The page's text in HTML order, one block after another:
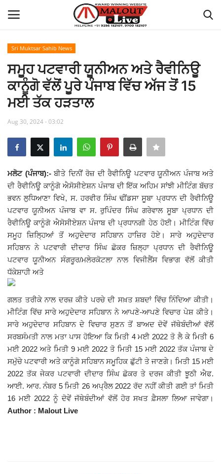
Home
How to Reach Malout
Malout News
History of Malout
Giddarbaha
Railway Time Table
Lambi
Sri Muktsar Sahib News
Punjab
Life & Style
Important
Contact Us
Sri Muktsar Sahib News
ਸਮੂਹ ਪਟਵਾਰੀ ਯੂਨੀਅਨ ਅਤੇ ਰੈਵੀਨਿਊ
ਕਾਨੂੰਗੋ ਵੱਲੋਂ ਪੂਰੇ ਪੰਜਾਬ ਵਿੱਚ ਅੱਜ ਤੋਂ 15
ਮਈ ਤੱਕ ਹੜਤਾਲ
Aug 30, 2024 - 03:02
ਮਲੋਟ (ਪੰਜਾਬ):-ਬੀਤੇ ਦਿਨੀਂ ਰੋਜ਼ ਦੀ ਰੈਵੀਨਿਊ ਪਟਵਾਰ ਯੂਨੀਅਨ ਪੰਜਾਬ ਅਤੇ
ਦੀ ਰੈਵੀਨਿਊ ਕਾਨੂੰਗੋ ਐਸੋਸੀਏਸ਼ਨ ਪੰਜਾਬ ਦੀ ਇੱਕ ਅਹਿਮ ਸਾਂਝੀ ਮੀਟਿੰਗ ਬੱਚਤ
ਭਵਨ ਲੁਧਿਆਣਾ ਵਿਖੇ, ਸ. ਹਰਵੀਰ ਸਿੰਘ ਢੀਂਡਸਾ ਸੂਬਾ ਪ੍ਰਧਾਨ ਦੀ ਰੈਵੀਨਿਊ
ਪਟਵਾਰ ਯੂਨੀਅਨ ਪੰਜਾਬ ਵਾ ਸ. ਰੁਪਿੰਦਰ ਸਿੰਘ ਗਰੇਵਾਲ ਸੂਬਾ ਪ੍ਰਧਾਨ ਦੀ
ਰੈਵੀਨਿਊ ਕਾਨੂੰਗੋ ਐਸੋਸੀਏਸ਼ਨ ਪੰਜਾਬ ਦੀ ਪ੍ਰਧਾਨਗੀ ਹੇਠ ਹੋਈ। ਮੀਟਿੰਗ ਵਿੱਚ
ਸਮੂਹ ਜ਼ਿਲ੍ਹਿਆਂ ਤੋਂ ਅਹੁਦੇਦਾਰ ਸਹਿਬਾਨ ਹਾਜ਼ਿਰ ਹੋਏ। ਸਾਰੇ ਅਹੁਦੇਦਾਰ
ਸਹਿਬਾਨ ਨੇ ਪਟਵਾਰੀ ਦੀਦਾਰ ਸਿੰਘ ਛੋਕਰ ਜ਼ਿਲ੍ਹਾ ਪ੍ਰਧਾਨ ਦੀ ਰੈਵੀਨਿਊ
ਪਟਵਾਰ ਯੂਨੀਅਨ ਸੰਗਰੂਰ/ਮਲੇਰਕੋਟਲਾ ਨਾਲ ਵਿਜੀਲੈਂਸ ਵਿਭਾਗ ਵੱਲੋਂ ਕੀਤੀ
ਧੱਕੇਸ਼ਾਹੀ ਅਤੇ
ਗਲਤ ਤਰੀਕੇ ਨਾਲ ਦਰਜ਼ ਕੀਤੇ ਪਰਚੇ ਦੀ ਸਖ਼ਤ ਸ਼ਬਦਾਂ ਵਿੱਚ ਨਿੰਦਿਆ ਕੀਤੀ।
ਮੀਟਿੰਗ ਵਿੱਚ ਸਾਰੇ ਅਹੁਦੇਦਾਰ ਸਹਿਬਾਨ ਨੇ ਆਪਣੇ-ਆਪਣੇ ਵਿਚਾਰ ਪੇਸ਼ ਕੀਤੇ।
ਸਾਰੇ ਅਹੁਦੇਦਾਰ ਸਹਿਬਾਨ ਦੇ ਵਿਚਾਰ ਸੁਣਨ ਤੋਂ ਬਾਅਦ ਦੋਵੇਂ ਜੱਥੇਬੰਦੀਆਂ ਵੱਲੋਂ
ਸਰਬਸੰਮਤੀ ਨਾਲ ਮਤਾ ਪਾਸ ਹੋਇਆ ਕਿ ਮਿਤੀ 4 ਮਈ 2022 ਤੋ ਲੈ ਕੇ ਮਿਤੀ 6
ਮਈ 2022 ਅਤੇ ਮਿਤੀ 9 ਮਈ 2022 ਤੋ ਮਿਤੀ 15 ਮਈ 2022 ਤੱਕ ਪੰਜਾਬ ਦੇ
ਸਮੁੱਚੇ ਪਟਵਾਰੀ ਅਤੇ ਕਾਨੂੰਗੋ ਸਹਿਬਾਨ ਸਮੂਹਿਕ ਛੁੱਟੀ ਤੇ ਜਾਣਗੇ। ਮਿਤੀ 15 ਮਈ
2022 ਤੱਕ ਜੇਕਰ ਪਟਵਾਰੀ ਦੀਦਾਰ ਸਿੰਘ ਛੋਕਰ ਤੇ ਦਰਜ ਕੀਤੀ ਝੂਠੀ ਐਫ.
ਆਈ. ਆਰ. ਨੰਬਰ 5 ਮਿਤੀ 26 ਅਪ੍ਰੈਲ 2022 ਰੱਦ ਨਹੀਂ ਕੀਤੀ ਗਈ ਤਾਂ ਮਿਤੀ
16 ਮਈ 2022 ਨੂੰ ਦੋਵੇਂ ਜੱਥੇਬੰਦੀਆਂ ਵੱਲੋਂ ਹੋਰ ਸਖਤ ਫ਼ੈਸਲਾ ਲਿਆ ਜਾਵੇਗਾ।
Author : Malout Live